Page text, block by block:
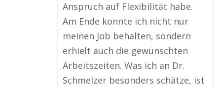
Anspruch auf Flexibilität habe.
Am Ende konnte ich nicht nur
meinen Job behalten, sondern
erhielt auch die gewünschten
Arbeitszeiten. Was ich an Dr.
Schmelzer besonders schätze, ist